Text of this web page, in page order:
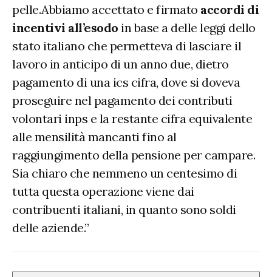
pelle.Abbiamo accettato e firmato accordi di
incentivi all’esodo in base a delle leggi dello
stato italiano che permetteva di lasciare il
lavoro in anticipo di un anno due, dietro
pagamento di una ics cifra, dove si doveva
proseguire nel pagamento dei contributi
volontari inps e la restante cifra equivalente
alle mensilità mancanti fino al
raggiungimento della pensione per campare.
Sia chiaro che nemmeno un centesimo di
tutta questa operazione viene dai
contribuenti italiani, in quanto sono soldi
delle aziende.”